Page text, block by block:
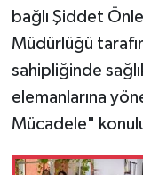
bağlı Şiddet
Müdürlüğü
sahipliğinde
elemanlarına
Mücadele"